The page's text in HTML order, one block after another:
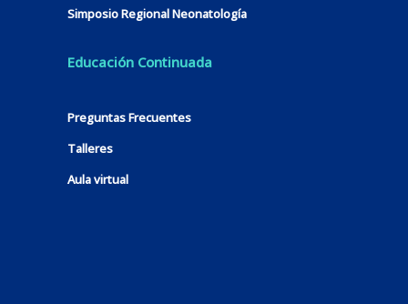
Simposio Regional Neonatología
Educación Continuada
Preguntas Frecuentes
Talleres
Aula virtual